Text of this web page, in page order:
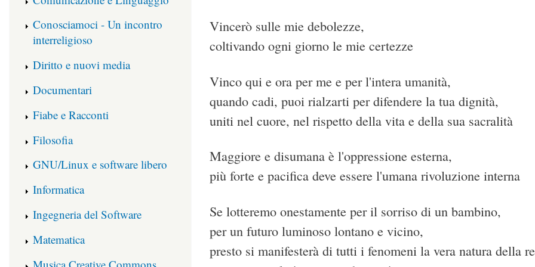
Vincerò sulle mie debolezze,
coltivando ogni giorno le mie certezze
Vinco qui e ora per me e per l'intera umanità,
quando cadi, puoi rialzarti per difendere la tua dignità,
uniti nel cuore, nel rispetto della vita e della sua sacralità
Maggiore e disumana è l'oppressione esterna,
più forte e pacifica deve essere l'umana rivoluzione interna
Se lotteremo onestamente per il sorriso di un bambino,
per un futuro luminoso lontano e vicino,
presto si manifesterà di tutti i fenomeni la vera natura della
Conosciamoci - Un incontro
interreligioso
Diritto e nuovi media
Documentari
Fiabe e Racconti
Filosofia
GNU/Linux e software libero
Informatica
Ingegneria del Software
Matematica